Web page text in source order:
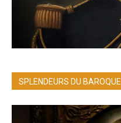
SPLENDEURS DU BAROQUE